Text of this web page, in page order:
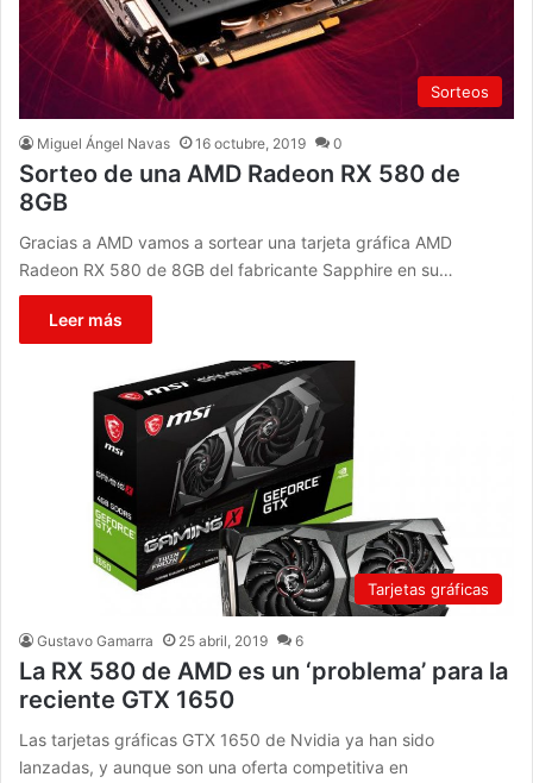
Sorteos
Miguel Ángel Navas 16 octubre, 2019 0
Sorteo de una AMD Radeon RX 580 de
8GB
Gracias a AMD vamos a sortear una tarjeta gráfica AMD
Radeon RX 580 de 8GB del fabricante Sapphire en su…
Leer más
Tarjetas gráficas
Gustavo Gamarra 25 abril, 2019 6
La RX 580 de AMD es un ‘problema’ para la
reciente GTX 1650
Las tarjetas gráficas GTX 1650 de Nvidia ya han sido
lanzadas, y aunque son una oferta competitiva en